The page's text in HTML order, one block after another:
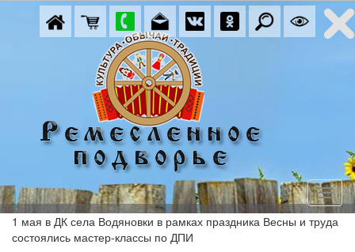
1 мая в ДК села Водяновки в рамках праздника Весны и труда
состоялись мастер-классы по ДПИ